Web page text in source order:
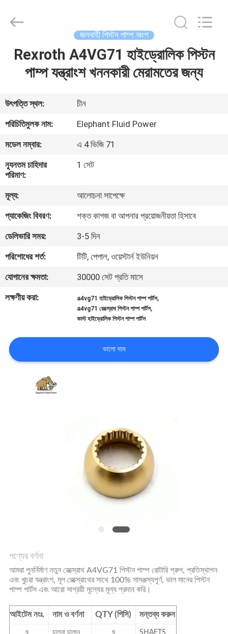
বাড়ি
আমাদের
সম্পর্কে
কারখানা
ভ্রমণ
মান
নিয়ন্ত্রণ
যোগাযোগ
করুন
কেস
Power
Co.,Ltd.
Reserved.
জলবাহী পিস্টন পাম্প অংশ
Rexroth A4VG71 হাইড্রোলিক পিস্টন
পাম্প যন্ত্রাংশ খননকারী মেরামতের জন্য
উৎপত্তি স্থল:
চীন
পরিচিতিমুলক নাম:
Elephant Fluid Power
মডেল নম্বার:
এ 4 ভিজি 71
ন্যূনতম চাহিদার
পরিমাণ:
1 সেট
মূল্য:
আলোচনা সাপেক্ষে
প্যাকেজিং বিবরণ:
শক্ত কাগজ বা আপনার প্রয়োজনীয়তা হিসাবে
ডেলিভারি সময়:
3-5 দিন
পরিশোধের শর্ত:
টিটি, পেপাল, ওয়েস্টার্ন ইউনিয়ন
যোগানের ক্ষমতা:
30000 সেট প্রতি মাসে
লক্ষণীয় করা:
a4vg71 হাইড্রোলিক পিস্টন পাম্প পার্টস,
a4vg71 রেক্স্রোথ পিস্টন পাম্প পার্টস,
কাস্ট হাইড্রোলিক পিস্টন পাম্প পার্টস
ভালো দাম
পণ্যের বর্ণনা
আমরা পুনর্নির্মাণ নতুন রেক্স্রোথ A4VG71 পিস্টন পাম্প রোটারি গ্রুপ, প্রতিস্থাপন
এবং খুচরা যন্ত্রাংশ, মূল রেক্স্রোথের সাথে 100% সামঞ্জস্যপূর্ণ, ভাল মানের পিস্টন
পাম্প পার্টস এবং আরো সাশ্রয়ী মূল্যের মূল্য প্রদান করি।
আইটেম নংঃ. নাম ও বর্ণনা QTY (পিসি) মন্তব্য করুন
ঘ চালনা চালান ঘ SHAFTS